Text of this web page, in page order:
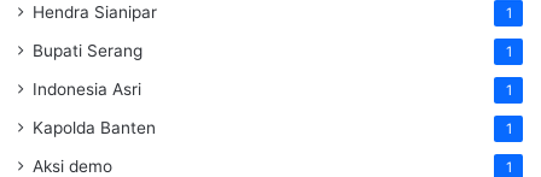
Hendra Sianipar 1
Bupati Serang 1
Indonesia Asri 1
Kapolda Banten 1
Aksi demo 1